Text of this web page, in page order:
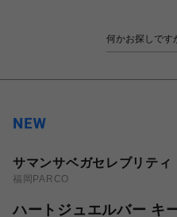
サマンサベガセレブリティ
福岡PARCO
ハートジュエルバー キ